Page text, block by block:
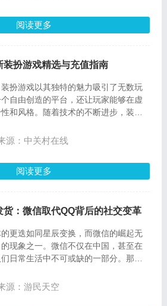
阅读更多
扮游戏精选与充值指南
扮游戏以其独特的魅力吸引了无数玩
自由创造的平台，还让玩家能够在虚
和风格。随着技术的不断进步，装扮
游戏玩家提供便捷充值服务的平台，
源：中关村在线
阅读更多
：微信取代QQ背后的社交变革
更迭如同星辰变换，而微信的崛起无
现象之一。微信不仅在中国，甚至在
日常生活中不可或缺的一部分。那
用才被迫用”道出了其中的关键。
源：游民天空